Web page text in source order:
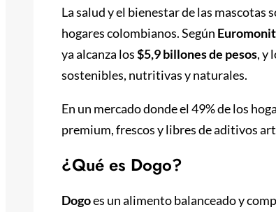
La salud y el bienestar de las
hogares colombianos. Según
ya alcanza los$5,9 billones de pesos, y
sostenibles, nutritivas y naturales.
En un mercado donde el 49% de los
premium, frescos y libres de aditivos
¿Qué es Dogo?
Dogoes un alimento balanceado y